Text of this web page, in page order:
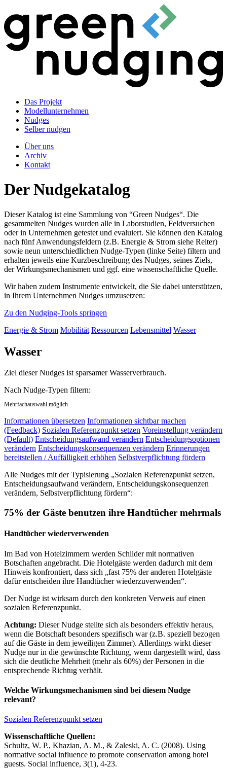
Das Projekt
Modellunternehmen
Nudges
Selber nudgen
Über uns
Archiv
Kontakt
Der Nudgekatalog
Dieser Katalog ist eine Sammlung von “Green Nudges“. Die
gesammelten Nudges wurden alle in Laborstudien, Feldversuchen
oder in Unternehmen getestet und evaluiert. Sie können den Katalog
nach fünf Anwendungsfeldern (z.B. Energie & Strom siehe Reiter)
sowie neun unterschiedlichen Nudge-Typen (linke Seite) filtern und
erhalten jeweils eine Kurzbeschreibung des Nudges, seines Ziels,
der Wirkungsmechanismen und ggf. eine wissenschaftliche Quelle.
Wir haben zudem Instrumente entwickelt, die Sie dabei unterstützen,
in Ihrem Unternehmen Nudges umzusetzen:
Zu den Nudging-Tools springen
Energie & Strom Mobilität Ressourcen Lebensmittel Wasser
Wasser
Ziel dieser Nudges ist sparsamer Wasserverbrauch.
Nach Nudge-Typen filtern:
Mehrfachauswahl möglich
Informationen übersetzen Informationen sichtbar machen
(Feedback) Sozialen Referenzpunkt setzen Voreinstellung verändern
(Default) Entscheidungsaufwand verändern Entscheidungsoptionen
verändern Entscheidungskonsequenzen verändern Erinnerungen
bereitstellen / Auffälligkeit erhöhen Selbstverpflichtung fördern
Alle Nudges mit der Typisierung „Sozialen Referenzpunkt setzen,
Entscheidungsaufwand verändern, Entscheidungskonsequenzen
verändern, Selbstverpflichtung fördern“:
75% der Gäste benutzen ihre Handtücher mehrmals
Handtücher wiederverwenden
Im Bad von Hotelzimmern werden Schilder mit normativen
Botschaften angebracht. Die Hotelgäste werden dadurch mit dem
Hinweis konfrontiert, dass sich „fast 75% der anderen Hotelgäste
dafür entscheiden ihre Handtücher wiederzuverwenden“.
Der Nudge ist wirksam durch den konkreten Verweis auf einen
sozialen Referenzpunkt.
Achtung: Dieser Nudge stellte sich als besonders effektiv heraus,
wenn die Botschaft besonders spezifisch war (z.B. speziell bezogen
auf die Gäste in dem jeweiligen Zimmer). Allerdings wirkt dieser
Nudge nur in die gewünschte Richtung, wenn dargestellt wird, dass
sich die deutliche Mehrheit (mehr als 60%) der Personen in die
entsprechende Richtug verhält.
Welche Wirkungsmechanismen sind bei diesem Nudge
relevant?
Sozialen Referenzpunkt setzen
Wissenschaftliche Quellen:
Schultz, W. P., Khazian, A. M., & Zaleski, A. C. (2008). Using
normative social influence to promote conservation among hotel
guests. Social influence, 3(1), 4-23.